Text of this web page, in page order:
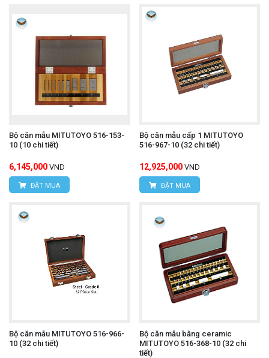
Bộ căn mẫu MITUTOYO 516-153-
10 (10 chi tiết)
6,145,000 VND
ĐẶT MUA
Bộ căn mẫu cấp 1 MITUTOYO
516-967-10 (32 chi tiết)
12,925,000 VND
ĐẶT MUA
Bộ căn mẫu MITUTOYO 516-966-
10 (32 chi tiết)
Bộ căn mẫu bằng ceramic
MITUTOYO 516-368-10 (32 chi
tiết)